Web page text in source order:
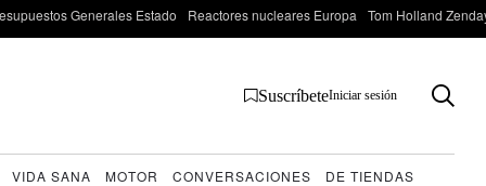
Generales Estado Reactores nucleares Europa Tom Holland
SuscríbeteIniciar sesión
VIDA SANA MOTOR CONVERSACIONES DE TIENDAS